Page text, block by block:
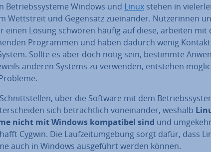
Be­triebs­sys­te­me Windows und Linux stehen in vielerlei
Wett­streit und Gegensatz zu­ein­an­der. Nut­ze­rin­nen
einen Lösung schwören häufig auf diese, arbeiten mit
Pro­gram­men und haben dadurch wenig
Sollte es aber doch nötig sein, bestimmte
anderen Systems zu verwenden, entstehen
über die Software mit dem
sich be­trächt­lich von­ein­an­der, weshalb
nicht mit Windows kom­pa­ti­bel sind und
Cygwin. Die Lauf­zeit­um­ge­bung sorgt dafür, dass
auch in Windows aus­ge­führt werden können.